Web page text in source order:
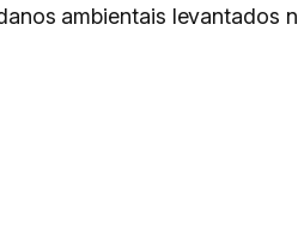
ambientais levantados